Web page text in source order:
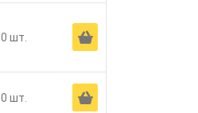
0 шт. Ä
0 шт. Ä